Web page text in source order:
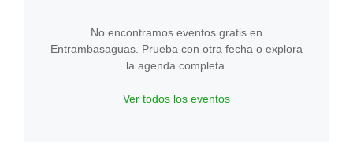
No encontramos eventos gratis en
Entrambasaguas. Prueba con otra fecha o explora
la agenda completa.
Ver todos los eventos